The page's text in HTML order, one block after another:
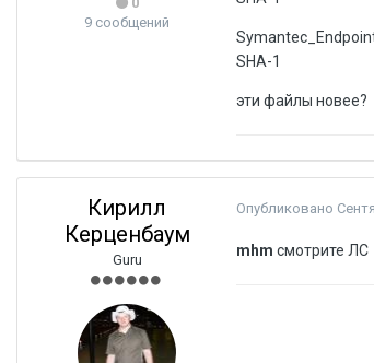
9 сообщений
SHA-1
эти файлы новее?
Кирилл
Керценбаум
Guru
Опубликовано
mhm смотрите ЛС